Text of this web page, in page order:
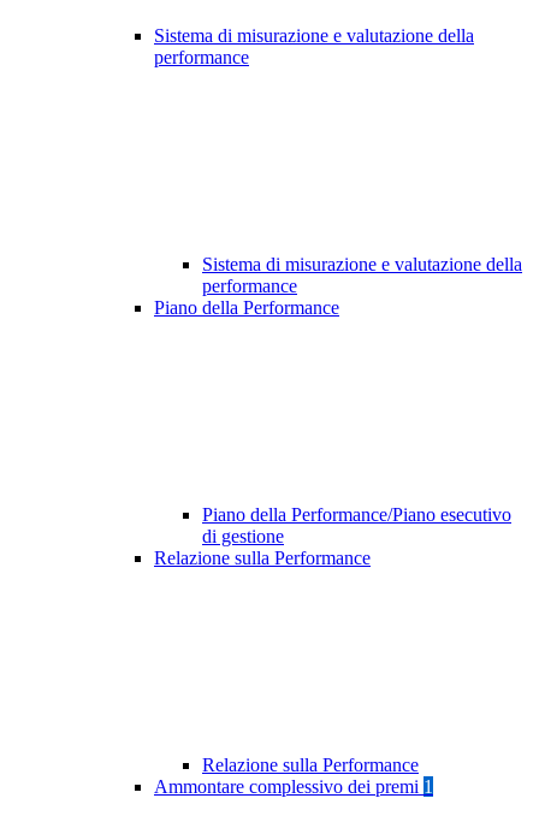
Sistema di misurazione e valutazione della
performance
Sistema di misurazione e valutazione della
performance
Piano della Performance
Piano della Performance/Piano esecutivo
di gestione
Relazione sulla Performance
Relazione sulla Performance
Ammontare complessivo dei premi 1